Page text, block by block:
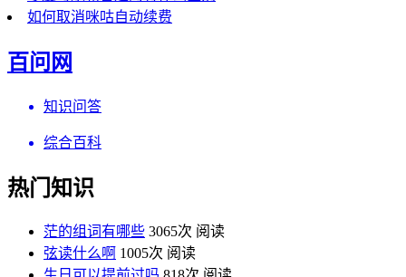
如何取消咪咕自动续费
百问网
知识问答
综合百科
热门知识
茫的组词有哪些 3065次 阅读
弦读什么啊 1005次 阅读